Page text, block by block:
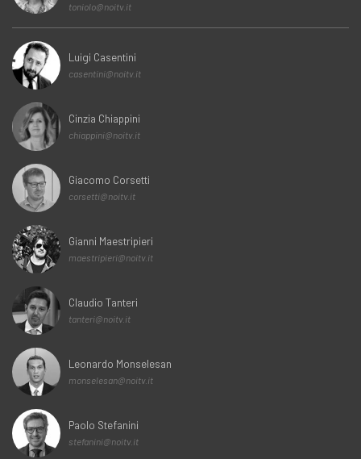
toniolo@noitv.it
Luigi Casentini
casentini@noitv.it
Cinzia Chiappini
chiappini@noitv.it
Giacomo Corsetti
corsetti@noitv.it
Gianni Maestripieri
maestripieri@noitv.it
Claudio Tanteri
tanteri@noitv.it
Leonardo Monselesan
monselesan@noitv.it
Paolo Stefanini
stefanini@noitv.it